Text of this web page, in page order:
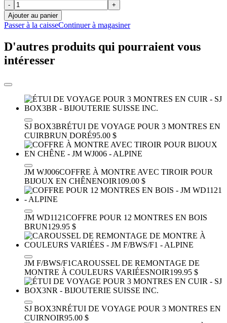
-
+
Ajouter au panier
Passer à la caisseContinuer à magasiner
D'autres produits qui pourraient vous
intéresser
SJ BOX3BRÉTUI DE VOYAGE POUR 3 MONTRES EN
CUIRBRUN DORÉ95.00 $
JM WJ006COFFRE À MONTRE AVEC TIROIR POUR
BIJOUX EN CHÊNENOIR109.00 $
JM WD1121COFFRE POUR 12 MONTRES EN BOIS
BRUN129.95 $
JM F/BWS/F1CAROUSSEL DE REMONTAGE DE
MONTRE À COULEURS VARIÉESNOIR199.95 $
SJ BOX3NRÉTUI DE VOYAGE POUR 3 MONTRES EN
CUIRNOIR95.00 $